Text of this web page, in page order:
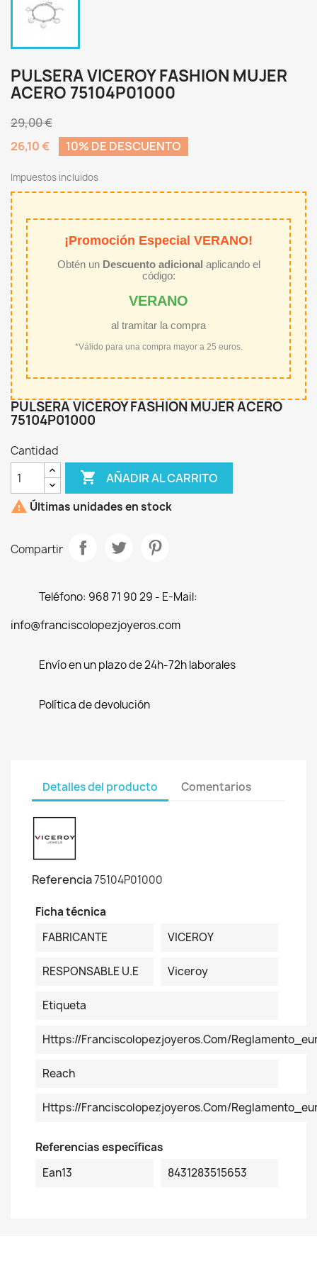
PULSERA VICEROY FASHION MUJER
ACERO 75104P01000
29,00 €
26,10 €
10% DE DESCUENTO
Impuestos incluidos
¡Promoción Especial VERANO!
Obtén un Descuento adicional aplicando el
código:
VERANO
al tramitar la compra
*Válido para una compra mayor a 25 euros.
PULSERA VICEROY FASHION MUJER ACERO
75104P01000
Cantidad
 AÑADIR AL CARRITO
 Últimas unidades en stock
Compartir
Teléfono: 968 71 90 29 - E-Mail:
info@franciscolopezjoyeros.com
Envío en un plazo de 24h-72h laborales
Política de devolución
Detalles del producto Comentarios
Referencia75104P01000
Ficha técnica
FABRICANTE
VICEROY
RESPONSABLE U.E Viceroy
Etiqueta
Https://franciscolopezjoyeros.com/
Reach
Https://franciscolopezjoyeros.com/
Referencias específicas
Ean13
8431283515653